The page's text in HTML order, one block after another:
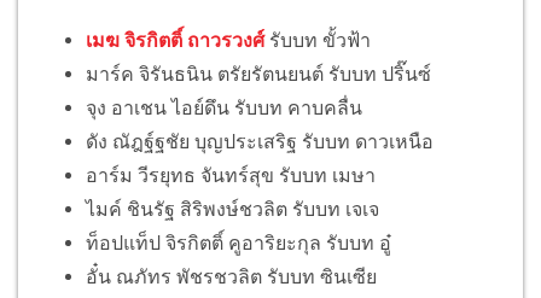
เมฆ จิรกิตติ์ ถาวรวงศ์รับบท ขั้วฟ้า
มาร์ค จิรันธนิน ตรัยรัตนยนต์ รับบท ปริ๊นซ์
จุง อาเชน ไอย์ดึน รับบท คาบคลื่น
ดัง ณัฎฐ์ฐชัย บุญประเสริฐ รับบท ดาวเหนือ
อาร์ม วีรยุทธ จันทร์สุข รับบท เมษา
ไมค์ ชินรัฐ สิริพงษ์ชวลิต รับบท เจเจ
ท็อปแท็ป จิรกิตติ์ คูอาริยะกุล รับบท อู๋
อั๋น ณภัทร พัชรชวลิต รับบท ซินเซีย